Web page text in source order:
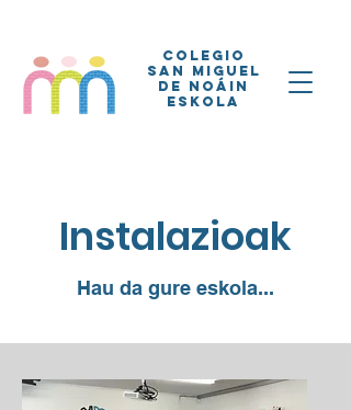
COLEGIO
SAN MIGUEL
DE NOÁIN
ESKOLA
Instalazioak
Hau da gure eskola...